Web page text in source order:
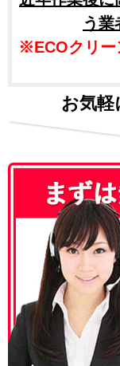
う業
※ECOクリー
お気軽